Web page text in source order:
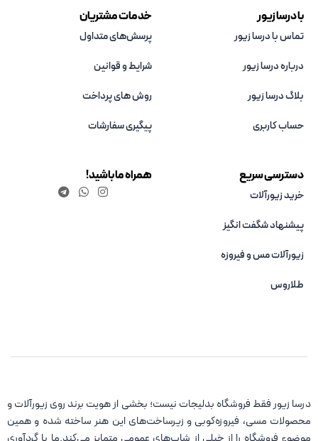
با درسا زیور
تماس با درسا زیور
درباره درسا زیور
بلاگ درسا زیور
حساب کاربری
خدمات مشتریان
پرسش‌های متداول
شرایط و قوانین
روش های پرداخت
پیگیری سفارشات
دسترسی سریع
خرید زیورآلات
پیشنهاد شگفت انگیز
زیورآلات مس و فیروزه‌
طلاروس
همراه ما باشید!
درسا زیور فقط فروشگاه بدلیجات نیست؛ بخشی از هویت برند روی زیورآلات و
محصولات مسی، فیروزه‌کوبی و زیرساخت‌های این هنر ساخته شده و همین